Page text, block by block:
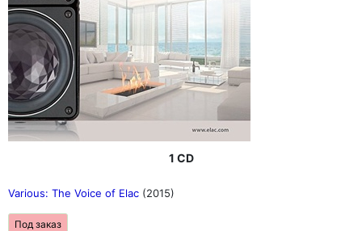
1 CD
Various: The Voice of Elac (2015)
Под заказ